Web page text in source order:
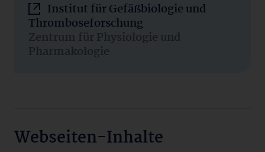
Institut für Gefäßbiologie und
Thromboseforschung
Zentrum für Physiologie und
Pharmakologie
Webseiten-Inhalte